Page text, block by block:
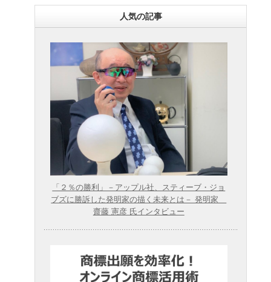
人気の記事
「２％の勝利」－アップル社、スティーブ・ジョ
ブズに勝訴した発明家の描く未来とは－ 発明家
齋藤 憲彦 氏インタビュー